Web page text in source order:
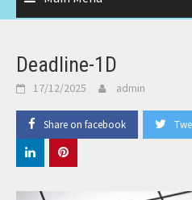
Deadline-1D
17/12/2025 admin
Share on facebook